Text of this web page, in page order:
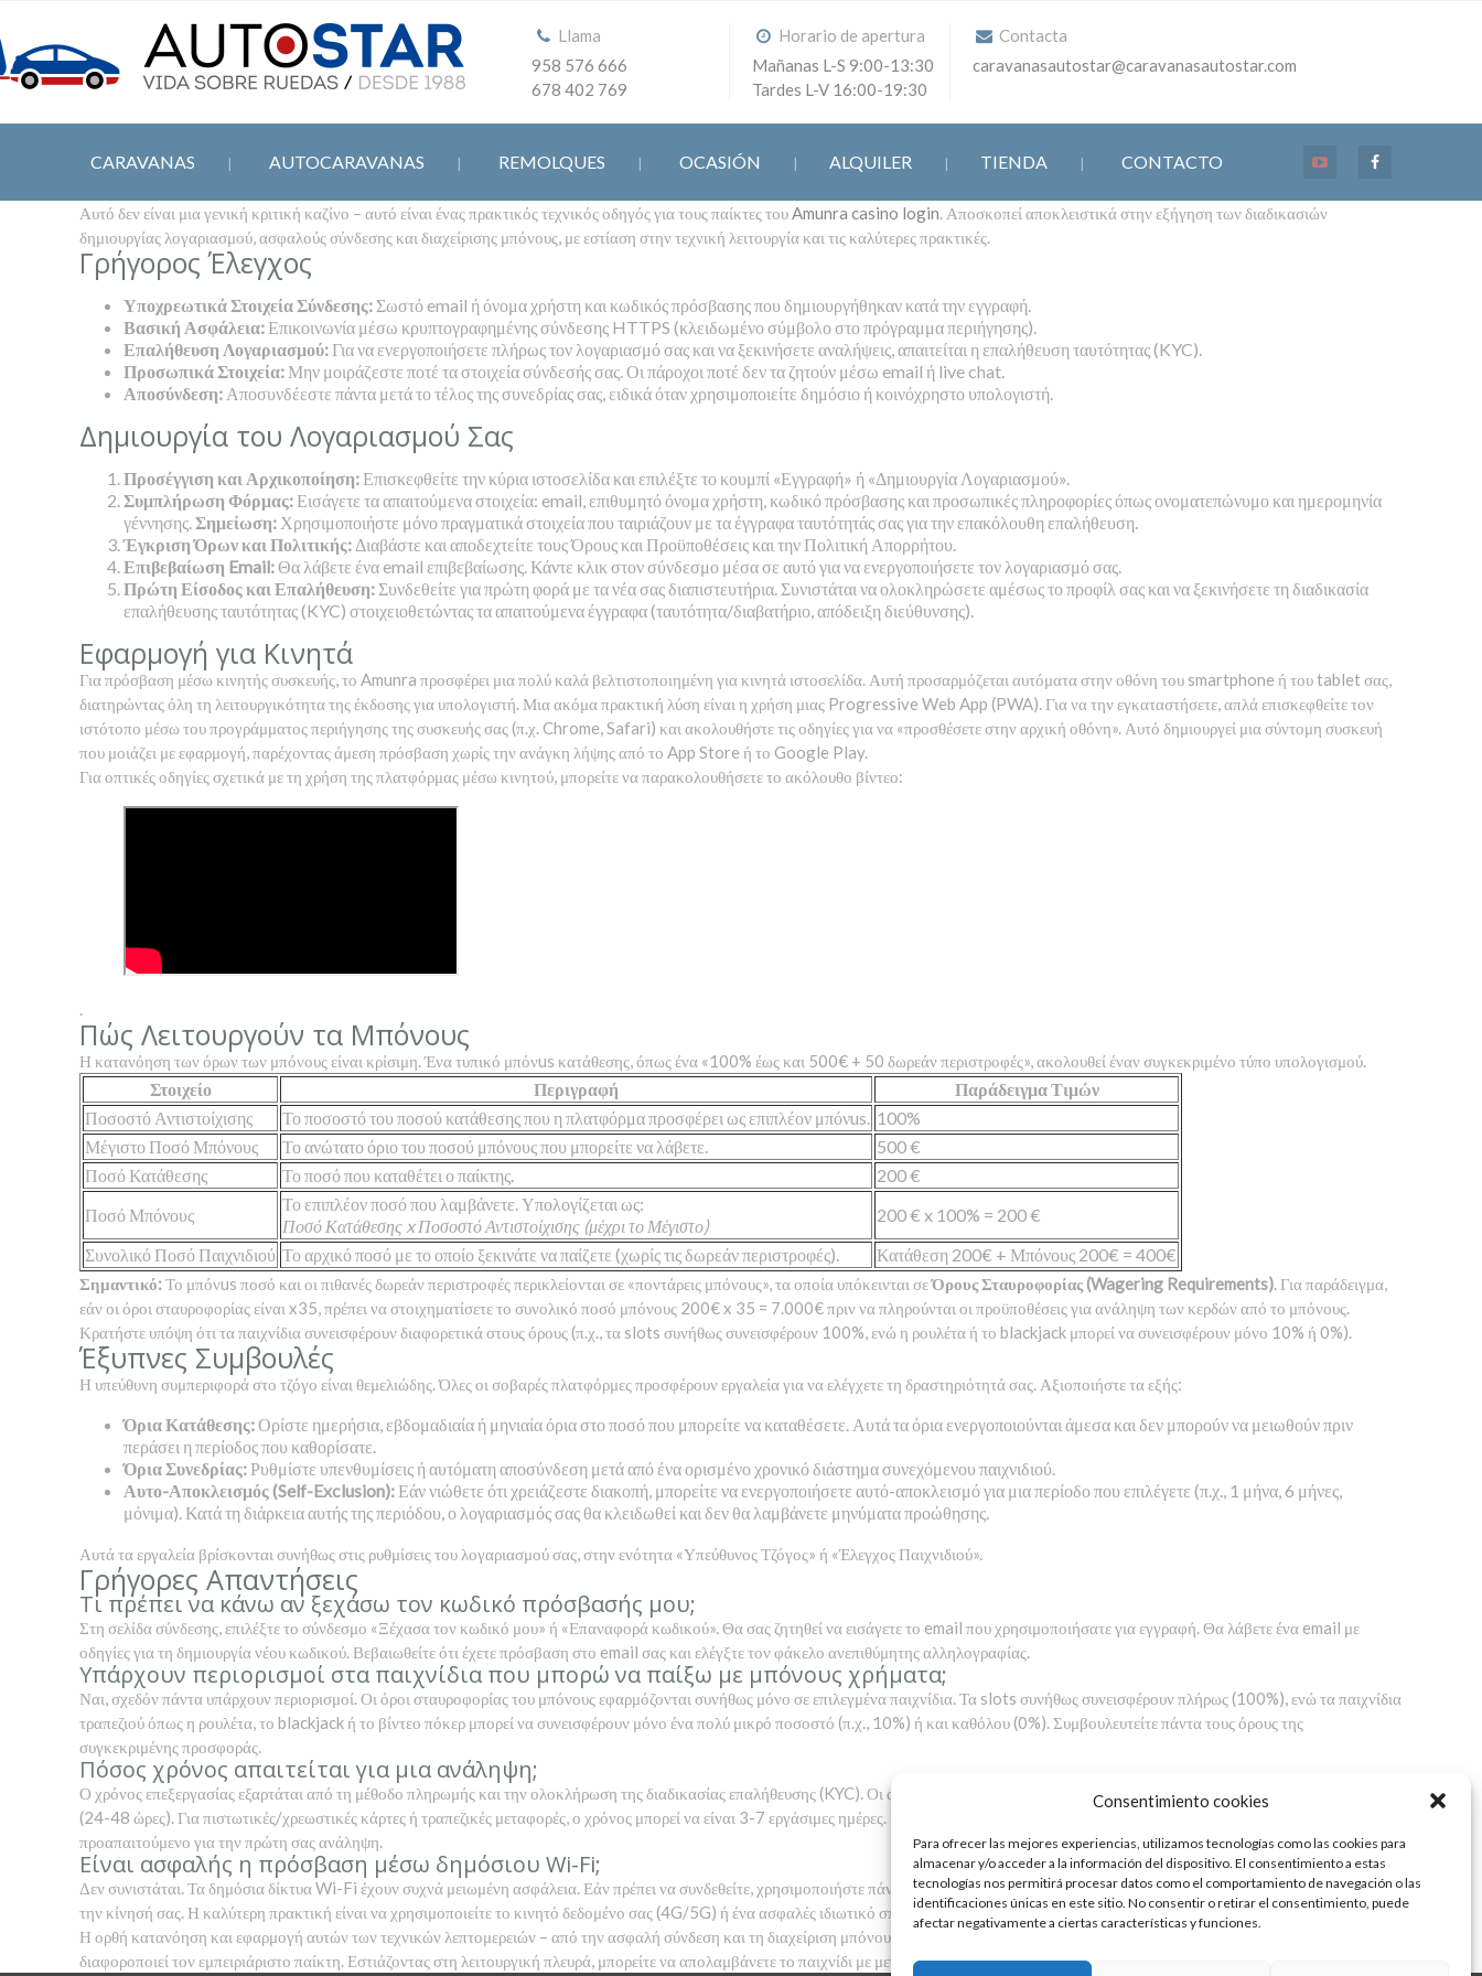
Consentimiento cookies
Para ofrecer las mejores experiencias, utilizamos tecnologías como las cookies para
almacenar y/o acceder a la información del dispositivo. El consentimiento a estas
tecnologías nos permitirá procesar datos como el comportamiento de navegación o las
identificaciones únicas en este sitio. No consentir o retirar el consentimiento, puede
afectar negativamente a ciertas características y funciones.
Llama
958 576 666
678 402 769
Horario de apertura
Mañanas L-S 9:00-13:30
Tardes L-V 16:00-19:30
Contacta
caravanasautostar@caravanasautostar.com
CARAVANAS AUTOCARAVANAS REMOLQUES OCASIÓN ALQUILER TIENDA CONTACTO
Αυτό δεν είναι μια γενική κριτική καζίνο – αυτό είναι ένας πρακτικός τεχνικός οδηγός για τους παίκτες τουAmunra casino login. Αποσκοπεί αποκλειστικά στην εξήγηση των διαδικασιών
δημιουργίας λογαριασμού, ασφαλούς σύνδεσης και διαχείρισης μπόνους, με εστίαση στην τεχνική λειτουργία και τις καλύτερες πρακτικές.
Γρήγορος Έλεγχος
Υποχρεωτικά Στοιχεία Σύνδεσης:Σωστό email ή όνομα χρήστη και κωδικός πρόσβασης που δημιουργήθηκαν κατά την εγγραφή.
Βασική Ασφάλεια: Επικοινωνία μέσω κρυπτογραφημένης σύνδεσης HTTPS (κλειδωμένο σύμβολο στο πρόγραμμα περιήγησης).
Επαλήθευση Λογαριασμού: Για να ενεργοποιήσετε πλήρως τον λογαριασμό σας και να ξεκινήσετε αναλήψεις, απαιτείται η επαλήθευση ταυτότητας (KYC).
Προσωπικά Στοιχεία: Μην μοιράζεστε ποτέ τα στοιχεία σύνδεσής σας. Οι πάροχοι ποτέ δεν τα ζητούν μέσω email ή live chat.
Αποσύνδεση: Αποσυνδέεστε πάντα μετά το τέλος της συνεδρίας σας, ειδικά όταν χρησιμοποιείτε δημόσιο ή κοινόχρηστο υπολογιστή.
Δημιουργία του Λογαριασμού Σας
Προσέγγιση και Αρχικοποίηση: Επισκεφθείτε την κύρια ιστοσελίδα και επιλέξτε το κουμπί «Εγγραφή» ή «Δημιουργία Λογαριασμού».
Συμπλήρωση Φόρμας: Εισάγετε τα απαιτούμενα στοιχεία: email, επιθυμητό όνομα χρήστη, κωδικό πρόσβασης και προσωπικές πληροφορίες όπως ονοματεπώνυμο και ημερομηνία
γέννησης.Σημείωση: Χρησιμοποιήστε μόνο πραγματικά στοιχεία που ταιριάζουν με τα έγγραφα ταυτότητάς σας για την επακόλουθη επαλήθευση.
Έγκριση Όρων και Πολιτικής: Διαβάστε και αποδεχτείτε τους Όρους και Προϋποθέσεις και την Πολιτική Απορρήτου.
Επιβεβαίωση Email:Θα λάβετε ένα email επιβεβαίωσης. Κάντε κλικ στον σύνδεσμο μέσα σε αυτό για να ενεργοποιήσετε τον λογαριασμό σας.
Πρώτη Είσοδος και Επαλήθευση:Συνδεθείτε για πρώτη φορά με τα νέα σας διαπιστευτήρια. Συνιστάται να ολοκληρώσετε αμέσως το προφίλ σας και να ξεκινήσετε τη διαδικασία
επαλήθευσης ταυτότητας (KYC) στοιχειοθετώντας τα απαιτούμενα έγγραφα (ταυτότητα/διαβατήριο, απόδειξη διεύθυνσης).
Εφαρμογή για Κινητά
Για πρόσβαση μέσω κινητής συσκευής, το Amunra προσφέρει μια πολύ καλά βελτιστοποιημένη για κινητά ιστοσελίδα. Αυτή προσαρμόζεται αυτόματα στην οθόνη του smartphone ή του tablet σας,
διατηρώντας όλη τη λειτουργικότητα της έκδοσης για υπολογιστή. Μια ακόμα πρακτική λύση είναι η χρήση μιας Progressive Web App (PWA). Για να την εγκαταστήσετε, απλά επισκεφθείτε τον
ιστότοπο μέσω του προγράμματος περιήγησης της συσκευής σας (π.χ. Chrome, Safari) και ακολουθήστε τις οδηγίες για να «προσθέσετε στην αρχική οθόνη». Αυτό δημιουργεί μια σύντομη συσκευή
που μοιάζει με εφαρμογή, παρέχοντας άμεση πρόσβαση χωρίς την ανάγκη λήψης από το App Store ή το Google Play.
Για οπτικές οδηγίες σχετικά με τη χρήση της πλατφόρμας μέσω κινητού, μπορείτε να παρακολουθήσετε το ακόλουθο βίντεο:
.
Πώς Λειτουργούν τα Μπόνους
Η κατανόηση των όρων των μπόνους είναι κρίσιμη. Ένα τυπικό μπόνus κατάθεσης, όπως ένα «100% έως και 500€ + 50 δωρεάν περιστροφές», ακολουθεί έναν συγκεκριμένο τύπο υπολογισμού.
Στοιχείο Περιγραφή
Παράδειγμα Τιμών
Ποσοστό Αντιστοίχισης
Το ποσοστό του ποσού κατάθεσης που η πλατφόρμα προσφέρει ως επιπλέον μπόνus. 100%
Μέγιστο Ποσό Μπόνους
Το ανώτατο όριο του ποσού μπόνους που μπορείτε να λάβετε.
500 €
Ποσό Κατάθεσης
Το ποσό που καταθέτει ο παίκτης.
200 €
Ποσό Μπόνους
Το επιπλέον ποσό που λαμβάνετε. Υπολογίζεται ως:
Ποσό Κατάθεσης x Ποσοστό Αντιστοίχισης (μέχρι το Μέγιστο)
200 € x 100% = 200 €
Συνολικό Ποσό Παιχνιδιού Το αρχικό ποσό με το οποίο ξεκινάτε να παίζετε (χωρίς τις δωρεάν περιστροφές). Κατάθεση 200€ + Μπόνους 200€ = 400€
Σημαντικό:Το μπόνus ποσό και οι πιθανές δωρεάν περιστροφές περικλείονται σε «ποντάρεις μπόνους», τα οποία υπόκεινται σεΌρους Σταυροφορίας (Wagering Requirements). Για παράδειγμα,
εάν οι όροι σταυροφορίας είναι x35, πρέπει να στοιχηματίσετε το συνολικό ποσό μπόνους 200€ x 35 = 7.000€ πριν να πληρούνται οι προϋποθέσεις για ανάληψη των κερδών από το μπόνους.
Κρατήστε υπόψη ότι τα παιχνίδια συνεισφέρουν διαφορετικά στους όρους (π.χ., τα slots συνήθως συνεισφέρουν 100%, ενώ η ρουλέτα ή το blackjack μπορεί να συνεισφέρουν μόνο 10% ή 0%).
Έξυπνες Συμβουλές
Η υπεύθυνη συμπεριφορά στο τζόγο είναι θεμελιώδης. Όλες οι σοβαρές πλατφόρμες προσφέρουν εργαλεία για να ελέγχετε τη δραστηριότητά σας. Αξιοποιήστε τα εξής:
Όρια Κατάθεσης:Ορίστε ημερήσια, εβδομαδιαία ή μηνιαία όρια στο ποσό που μπορείτε να καταθέσετε. Αυτά τα όρια ενεργοποιούνται άμεσα και δεν μπορούν να μειωθούν πριν
περάσει η περίοδος που καθορίσατε.
Όρια Συνεδρίας: Ρυθμίστε υπενθυμίσεις ή αυτόματη αποσύνδεση μετά από ένα ορισμένο χρονικό διάστημα συνεχόμενου παιχνιδιού.
Αυτο-Αποκλεισμός (Self-Exclusion): Εάν νιώθετε ότι χρειάζεστε διακοπή, μπορείτε να ενεργοποιήσετε αυτό-αποκλεισμό για μια περίοδο που επιλέγετε (π.χ., 1 μήνα, 6 μήνες,
μόνιμα). Κατά τη διάρκεια αυτής της περιόδου, ο λογαριασμός σας θα κλειδωθεί και δεν θα λαμβάνετε μηνύματα προώθησης.
Αυτά τα εργαλεία βρίσκονται συνήθως στις ρυθμίσεις του λογαριασμού σας, στην ενότητα «Υπεύθυνος Τζόγος» ή «Έλεγχος Παιχνιδιού».
Γρήγορες Απαντήσεις
Τι πρέπει να κάνω αν ξεχάσω τον κωδικό πρόσβασής μου;
Στη σελίδα σύνδεσης, επιλέξτε το σύνδεσμο «Ξέχασα τον κωδικό μου» ή «Επαναφορά κωδικού». Θα σας ζητηθεί να εισάγετε το email που χρησιμοποιήσατε για εγγραφή. Θα λάβετε ένα email με
οδηγίες για τη δημιουργία νέου κωδικού. Βεβαιωθείτε ότι έχετε πρόσβαση στο email σας και ελέγξτε τον φάκελο ανεπιθύμητης αλληλογραφίας.
Υπάρχουν περιορισμοί στα παιχνίδια που μπορώ να παίξω με μπόνους χρήματα;
Ναι, σχεδόν πάντα υπάρχουν περιορισμοί. Οι όροι σταυροφορίας του μπόνους εφαρμόζονται συνήθως μόνο σε επιλεγμένα παιχνίδια. Τα slots συνήθως συνεισφέρουν πλήρως (100%), ενώ τα παιχνίδια
τραπεζιού όπως η ρουλέτα, το blackjack ή το βίντεο πόκερ μπορεί να συνεισφέρουν μόνο ένα πολύ μικρό ποσοστό (π.χ., 10%) ή και καθόλου (0%). Συμβουλευτείτε πάντα τους όρους της
συγκεκριμένης προσφοράς.
Πόσος χρόνος απαιτείται για μια ανάληψη;
Ο χρόνος επεξεργασίας εξαρτάται από τη μέθοδο πληρωμής και την ολοκλήρωση της διαδικασίας επαλήθευσης (KYC). Οι ανάληψη μέσω e-wallet (π.χ., Skrill, Neteller) είναι συνήθως οι πιο γρήγορες
(24-48 ώρες). Για πιστωτικές/χρεωστικές κάρτες ή τραπεζικές μεταφορές, ο χρόνος μπορεί να είναι 3-7 εργάσιμες ημέρες. Η επαλήθευση του λογαριασμού σας (υποβολή εγγράφων) είναι
προαπαιτούμενο για την πρώτη σας ανάληψη.
Είναι ασφαλής η πρόσβαση μέσω δημόσιου Wi-Fi;
Δεν συνιστάται. Τα δημόσια δίκτυα Wi-Fi έχουν συχνά μειωμένη ασφάλεια. Εάν πρέπει να συνδεθείτε, χρησιμοποιήστε πάντα ένα αξιόπιστο VPN (Virtual Private Network) για να κρυπτογραφήσετε
την κίνησή σας. Η καλύτερη πρακτική είναι να χρησιμοποιείτε το κινητό δεδομένο σας (4G/5G) ή ένα ασφαλές ιδιωτικό σπίτι Wi-Fi.
Η ορθή κατανόηση και εφαρμογή αυτών των τεχνικών λεπτομερειών – από την ασφαλή σύνδεση και τη διαχείριση μπόνους έως τη χρήση των εργαλείων υπεύθυνου παιχνιδιού – είναι που
διαφοροποιεί τον εμπειριάριστο παίκτη. Εστιάζοντας στη λειτουργική πλευρά, μπορείτε να απολαμβάνετε το παιχνίδι με μεγαλύτερη ευχέρεια και εμπιστοσύνη.